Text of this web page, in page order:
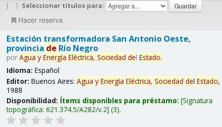
| | Seleccionar títulos para:
Hacer reserva
Estación transformadora San Antonio Oeste,
provincia deRío Negro
por Agua y Energía Eléctrica, Sociedad del Estado.
Idioma: Español
Editor: Buenos Aires: Agua y Energía Eléctrica, Sociedad del Estado,
1988
Disponibilidad: Ítems disponibles para préstamo: Signatura
topográfica: 621.374.5/A282/v.2 (3).